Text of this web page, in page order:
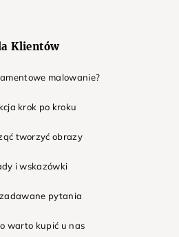
Klientów
malowanie?
krok po kroku
tworzyć obrazy
i wskazówki
pytania
warto kupić u nas